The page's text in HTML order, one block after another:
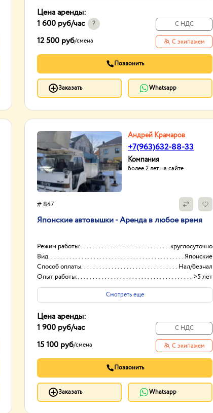
Цена аренды:
1 600 руб/час ?
12 500 руб/смена
С НДС
С экипажем
Позвонить
Заказать Whatsapp
Андрей Крамаров
+7(963)632-88-33
Компания
более 2 лет на сайте
# 847
Японские автовышки - Аренда в любое время
Режим работы:
круглосуточно
Вид
Японские
Способ оплаты
Нал/безнал
Опыт работы:
>5 лет
Смотреть еще
Цена аренды:
1 900 руб/час
15 100 руб/смена
С НДС
С экипажем
Позвонить
Заказать Whatsapp